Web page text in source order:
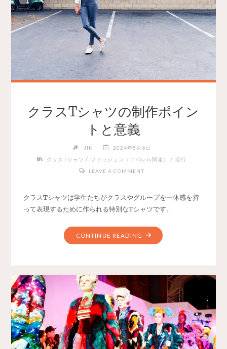
クラスTシャツの制作ポイン
トと意義
JIN
2024年5月6日
クラスTシャツ / ファッション（アパレル関連） / 流行
LEAVE A COMMENT
クラスTシャツは学生たちがクラスやグループを一体感を持
って表現するために作られる特別なTシャツです。
CONTINUE READING